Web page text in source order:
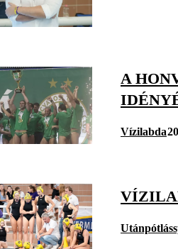
A
Vízilabda